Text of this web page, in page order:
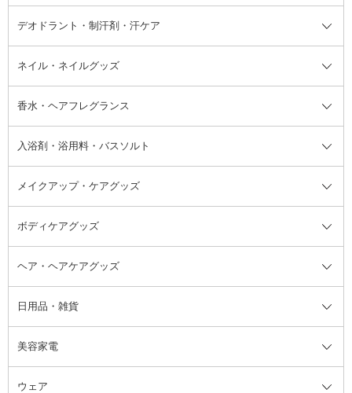
ブースター・導入液
洗い流すパック・マスク
リップクリーム・リップケア
顔用マッサージ料
アイブロウ・眉マスカラ
チーク
ハイライト・シェーディング
レッグ・フットケア
バストケア
ネイルケア
脱毛・除毛ケア
洗い流さないトリートメント
ヘアスタイリング剤
頭皮ケア・育毛剤
その他シャンプー・ヘアケア・ヘ
アスタイリング
日焼け対策・ケア全て
サンオイル・タンニング
その他日焼け対策・UVケア
デオドラント・制汗剤・汗ケア
デオドラント・制汗剤・汗ケア全
て
フット用デオドラント・制汗剤・
汗ケア
ネイル・ネイルグッズ
ネイル・ネイルグッズ全て
ジェルネイル
リムーバー・除光液
香水・ヘアフレグランス
香水・ヘアフレグランス全て
フレグランスミスト
その他香水・ヘアフレグランス
入浴剤・浴用料・バスソルト
入浴剤・浴用料・バスソルト全て
バスソルト
メイクアップ・ケアグッズ
メイクアップ・ケアグッズ全て
コットン・綿棒
洗顔グッズ
ブラシ・チップ
ツィザー・毛抜き
ボディケアグッズ
ボディケアグッズ全て
マッサージ・ボディケアグッズ
かかと・角質ケアグッズ
絆創膏
ヘア・ヘアケアグッズ
ヘア・ヘアケアグッズ全て
ヘアゴム
ヘアバンド
日用品・雑貨
日用品・雑貨全て
柔軟剤
美容家電
美容家電全て
ウェア